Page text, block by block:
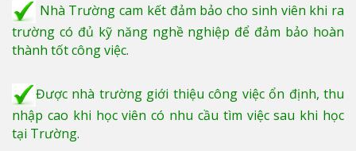
Nhà Trường cam kết đảm bảo cho sinh viên khi ra
trường có đủ kỹ năng nghề nghiệp để đảm bảo hoàn
thành tốt công việc.
Được nhà trường giới thiệu công việc ổn định, thu
nhập cao khi học viên có nhu cầu tìm việc sau khi học
tại Trường.